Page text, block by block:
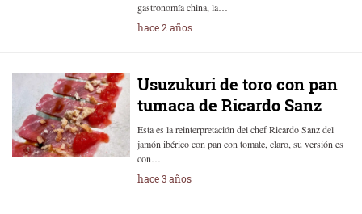
gastronomía china, la…
hace 2 años
Usuzukuri de toro con pan
tumaca de Ricardo Sanz
Esta es la reinterpretación del chef Ricardo Sanz del
jamón ibérico con pan con tomate, claro, su versión es
con…
hace 3 años